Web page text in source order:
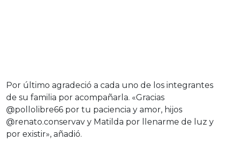
Por último agradeció a cada uno de los integrantes
de su familia por acompañarla. «Gracias
@pollolibre66 por tu paciencia y amor, hijos
@renato.conservav y Matilda por llenarme de luz y
por existir», añadió.